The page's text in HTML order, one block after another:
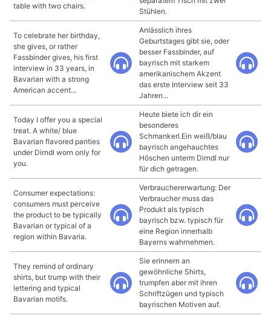
table with two chairs.
Stühlen.
To celebrate her birthday,
she gives, or rather
Fassbinder gives, his first
interview in 33 years, in
Bavarian with a strong
American accent...
Anlässlich ihres
Geburtstages gibt sie, oder
besser Fassbinder, auf
bayrisch mit starkem
amerikanischem Akzent
das erste Interview seit 33
Jahren...
Today I offer you a special
treat. A white/ blue
Bavarian flavored panties
under Dirndl worn only for
you.
Heute biete ich dir ein
besonderes
Schmankerl.Ein weiß/blau
bayrisch angehauchtes
Höschen unterm Dirndl nur
für dich getragen.
Consumer expectations:
consumers must perceive
the product to be typically
Bavarian or typical of a
region within Bavaria.
Verbrauchererwartung: Der
Verbraucher muss das
Produkt als typisch
bayrisch bzw. typisch für
eine Region innerhalb
Bayerns wahrnehmen.
They remind of ordinary
shirts, but trump with their
lettering and typical
Bavarian motifs.
Sie erinnern an
gewöhnliche Shirts,
trumpfen aber mit ihren
Schriftzügen und typisch
bayrischen Motiven auf.